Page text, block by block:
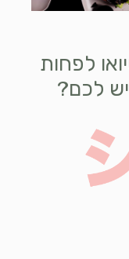
לפחות
יש לכם?